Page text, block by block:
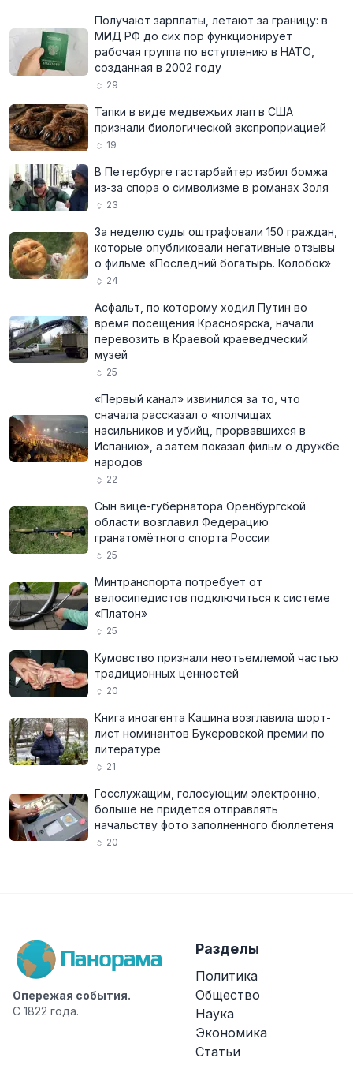
Получают зарплаты, летают за границу: в
МИД РФ до сих пор функционирует
рабочая группа по вступлению в НАТО,
созданная в 2002 году
29
Тапки в виде медвежьих лап в США
признали биологической экспроприацией
19
В Петербурге гастарбайтер избил бомжа
из-за спора о символизме в романах Золя
23
За неделю суды оштрафовали 150 граждан,
которые опубликовали негативные отзывы
о фильме «Последний богатырь. Колобок»
24
Асфальт, по которому ходил Путин во
время посещения Красноярска, начали
перевозить в Краевой краеведческий
музей
25
«Первый канал» извинился за то, что
сначала рассказал о «полчищах
насильников и убийц, прорвавшихся в
Испанию», а затем показал фильм о дружбе
народов
22
Сын вице-губернатора Оренбургской
области возглавил Федерацию
гранатомётного спорта России
25
Минтранспорта потребует от
велосипедистов подключиться к системе
«Платон»
25
Кумовство признали неотъемлемой частью
традиционных ценностей
20
Книга иноагента Кашина возглавила шорт-
лист номинантов Букеровской премии по
литературе
21
Госслужащим, голосующим электронно,
больше не придётся отправлять
начальству фото заполненного бюллетеня
20
Опережая события.
С 1822 года.
Разделы
Политика
Общество
Наука
Экономика
Статьи